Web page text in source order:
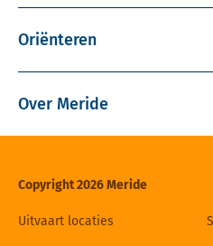
Oriënteren
Over Meride
Copyright 2026 Meride
Uitvaart locaties